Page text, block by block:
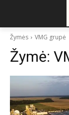
Žymės VMG grupė
Žymė: